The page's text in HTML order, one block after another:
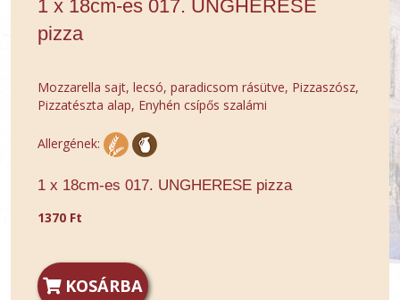
1 x 18cm-es 017. UNGHERESE
pizza
Mozzarella sajt, lecsó, paradicsom rásütve, Pizzaszósz,
Pizzatészta alap, Enyhén csípős szalámi
Allergének:
1 x 18cm-es 017. UNGHERESE pizza
1370 Ft
KOSÁRBA